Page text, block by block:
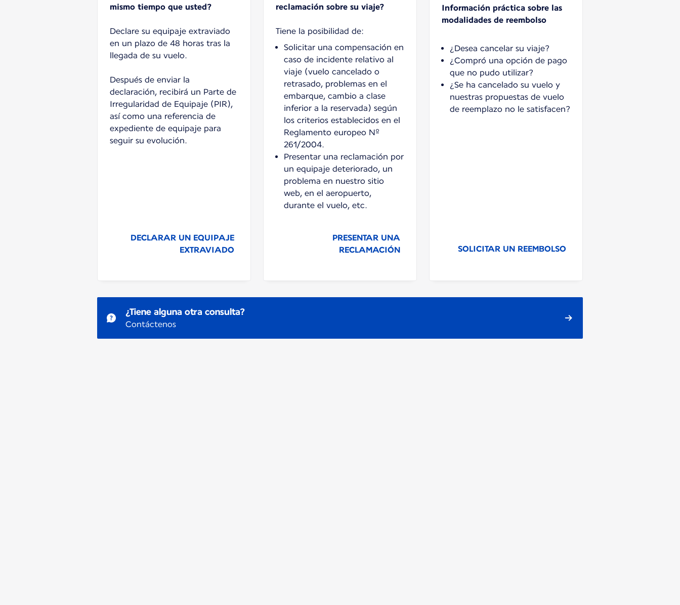
mismo tiempo que usted?
Declare su equipaje extraviado
en un plazo de 48 horas tras la
llegada de su vuelo.
Después de enviar la
declaración, recibirá un Parte de
Irregularidad de Equipaje (PIR),
así como una referencia de
expediente de equipaje para
seguir su evolución.
DECLARAR UN EQUIPAJE
EXTRAVIADO
reclamación sobre su viaje?
Solicitar una compensación en
caso de incidente relativo al
viaje (vuelo cancelado o
retrasado, problemas en el
embarque, cambio a clase
inferior a la reservada) según
los criterios establecidos en el
Reglamento europeo Nº
261/2004.
Presentar una reclamación por
un equipaje deteriorado, un
problema en nuestro sitio
web, en el aeropuerto,
durante el vuelo, etc.
PRESENTAR UNA
RECLAMACIÓN
Información práctica sobre las
modalidades de reembolso
¿Desea cancelar su viaje?
¿Compró una opción de pago
que no pudo utilizar?
¿Se ha cancelado su vuelo y
nuestras propuestas de vuelo
de reemplazo no le satisfacen?
SOLICITAR UN REEMBOLSO
¿Tiene alguna otra consulta?
Contáctenos